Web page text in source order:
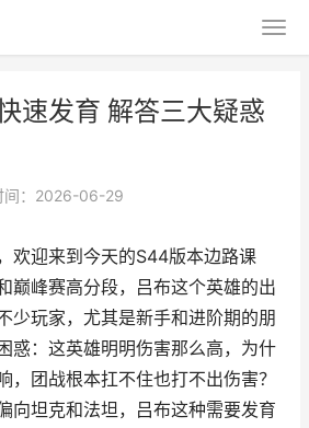
速发育 解答三大疑惑
间：2026-06-29
欢迎来到今天的S44版本边路课
巅峰赛高分段，吕布这个英雄的出
少玩家，尤其是新手和进阶期的朋
惑：这英雄明明伤害那么高，为什
，团战根本扛不住也打不出伤害？
向坦克和法坦，吕布这种需要发育